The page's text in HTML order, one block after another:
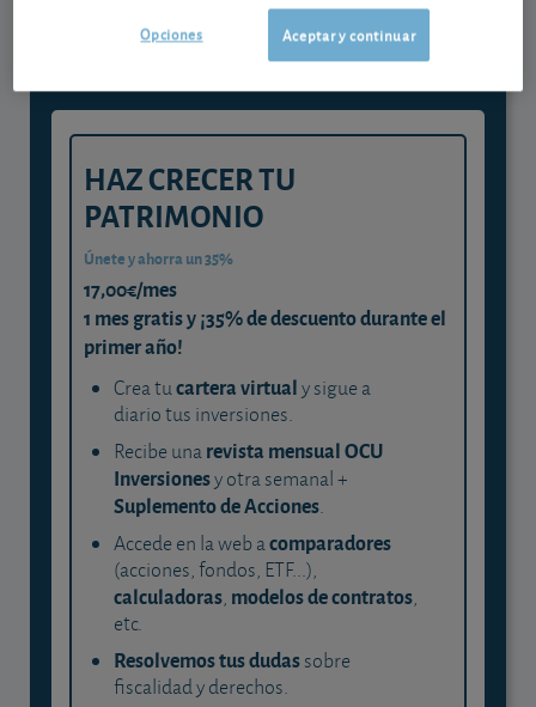
y consigue que cada euro trabaje
para ti
HAZ CRECER TU
PATRIMONIO
Únete y ahorra un 35%
17,00€/mes
1 mes gratis y ¡35% de descuento durante el
primer año!
Crea tucartera virtualy sigue a
diario tus inversiones.
Recibe unarevista mensual OCU
Inversionesy otra semanal +
Suplemento de Acciones.
Accede en la web acomparadores
(acciones, fondos, ETF...),
calculadoras, modelos de contratos,
etc.
Resolvemos tus dudassobre
fiscalidad y derechos.
Aceptar y continuar
Opciones